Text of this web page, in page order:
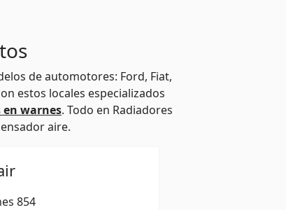
de automotores: Ford, Fiat,
estos locales especializados
en warnes. Todo en Radiadores
aire.
854